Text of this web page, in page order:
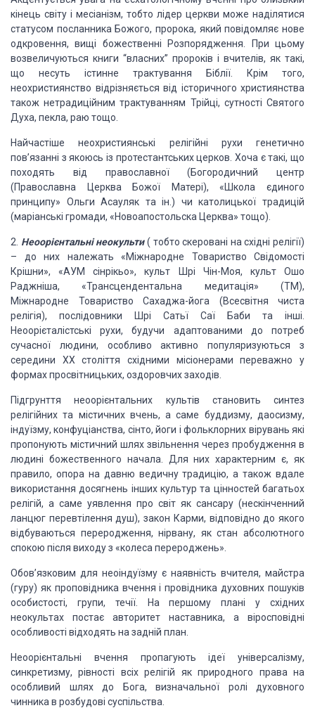
кінець світу і месіанізм, тобто лідер церкви може наділятися
статусом посланника Божого,пророка, який повідомляє нове
одкровення, вищі божественні Розпорядження. При цьому
возвеличуються книги “власних” пророків і вчителів, як такі,
що несуть істинне трактування Біблії.
Крім того,
неохристиянство відрізняється від історичного християнства
також нетрадиційним трактуванням Трійці, сутності Святого
Духа, пекла, раю тощо.
Найчастіше неохристиянські релігійні рухи генетично
пов’язанні з якоюсь із протестантських церков. Хоча є такі, що
походять від православної (Богородичний центр
(Православна Церква Божої Матері), «Школа єдиного
принципу» Ольги Асауляк та ін.) чи католицької традицій
(маріанські громади, «Новоапостольска Церква» тощо).
2. Неоорієнтальні неокульти( тобто скеровані на східні релігії)
– до них належать «Міжнародне Товариство Свідомості
Крішни», «АУМ сінрікьо», культ Шрі Чін-Моя, культ Ошо
Раджніша, «Трансцендентальна медитація» (ТМ),
Міжнародне Товариство Сахаджа-йога (Всесвітня чиста
релігія), послідовники Шрі Сатьї Саї Баби та інші.
Неоорієталістські рухи, будучи адаптованими до потреб
сучасної людини, особливо активно популяризуються з
середини ХХ століття східними місіонерами переважно у
формах просвітницьких, оздоровчих заходів.
Підгрунття неоорієнтальних культів становить синтез
релігійних та містичних вчень, а саме буддизму, даосизму,
індуїзму, конфуціанства, сінто, йоги і фольклорних вірувань які
пропонують містичний шлях звільнення через пробудження в
людині божественного начала. Для них характерним є, як
правило, опора на давню ведичну традицію, а також вдале
використання досягнень інших культур та цінностей багатьох
релігій, а саме уявлення про світ як сансару (нескінченний
ланцюг перевтілення душ), закон Карми, відповідно до якого
відбуваються переродження, нірвану, як стан абсолютного
спокою після виходу з «колеса перероджень».
Обов’язковим для неоіндуїзму є наявність вчителя, майстра
(гуру) як проповідника вчення і провідника духовних пошуків
особистості, групи, течії. Напершому плані у східних
неокультах постає авторитет наставника, а віросповідні
особливості відходять на задній план.
Неоорієнтальні вчення пропагують ідеї універсалізму,
синкретизму, рівності всіх релігій як природного права на
особливий шлях до Бога, визначальної ролі духовного
чинника в розбудові суспільства.